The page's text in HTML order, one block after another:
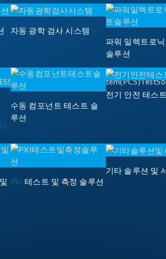
자동 광학 검사 시스템
파워 일렉트로
솔루션
수동 컴포넌트 테스트 솔
루션
전기 안전 테스
PXI 테스트 및 측정 솔루션
기타 솔루션 및